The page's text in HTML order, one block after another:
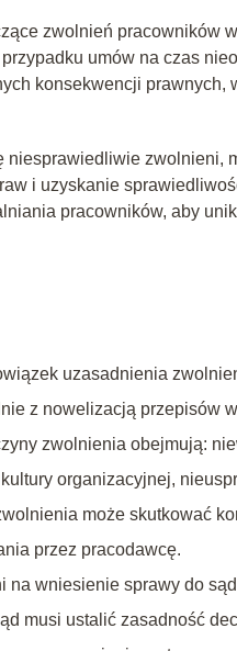
zwolnień pracowników
umów na czas
konsekwencji
niesprawiedliwie zwolnieni,
i uzyskanie
pracowników, aby
uzasadnienia
z nowelizacją przepisów
zwolnienia obejmują:
organizacyjnej,
może skutkować
przez pracodawcę.
na wniesienie sprawy do
musi ustalić zasadność